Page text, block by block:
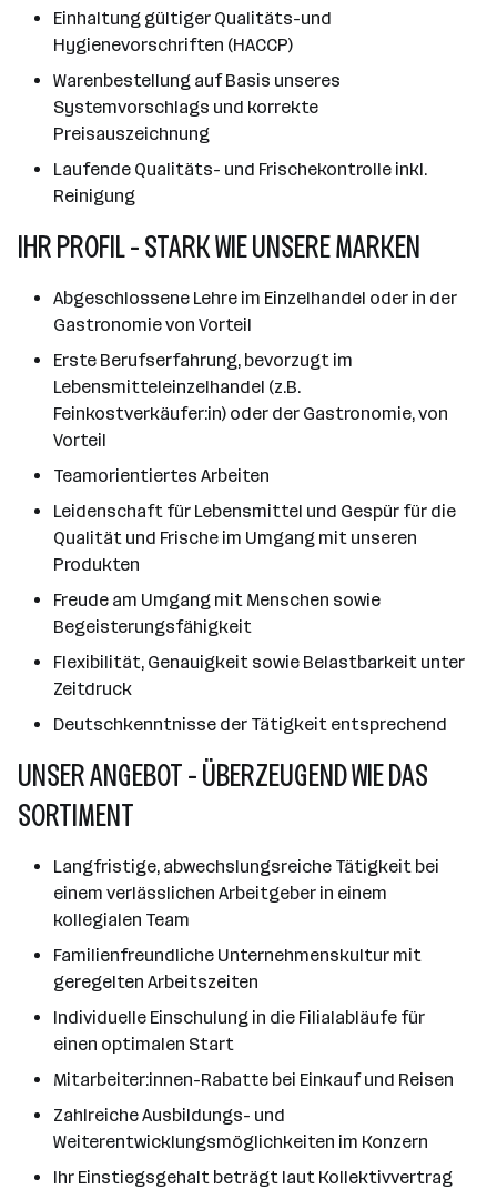
Einhaltung gültiger Qualitäts-und
Hygienevorschriften (HACCP)
Warenbestellung auf Basis unseres
Systemvorschlags und korrekte
Preisauszeichnung
Laufende Qualitäts- und Frischekontrolle inkl.
Reinigung
IHR PROFIL - STARK WIE UNSERE MARKEN
Abgeschlossene Lehre im Einzelhandel oder in der
Gastronomie von Vorteil
Erste Berufserfahrung, bevorzugt im
Lebensmitteleinzelhandel (z.B.
Feinkostverkäufer:in) oder der Gastronomie, von
Vorteil
Teamorientiertes Arbeiten
Leidenschaft für Lebensmittel und Gespür für die
Qualität und Frische im Umgang mit unseren
Produkten
Freude am Umgang mit Menschen sowie
Begeisterungsfähigkeit
Flexibilität, Genauigkeit sowie Belastbarkeit unter
Zeitdruck
Deutschkenntnisse der Tätigkeit entsprechend
UNSER ANGEBOT - ÜBERZEUGEND WIE DAS
SORTIMENT
Langfristige, abwechslungsreiche Tätigkeit bei
einem verlässlichen Arbeitgeber in einem
kollegialen Team
Familienfreundliche Unternehmenskultur mit
geregelten Arbeitszeiten
Individuelle Einschulung in die Filialabläufe für
einen optimalen Start
Mitarbeiter:innen-Rabatte bei Einkauf und Reisen
Zahlreiche Ausbildungs- und
Weiterentwicklungsmöglichkeiten im Konzern
Ihr Einstiegsgehalt beträgt laut Kollektivvertrag